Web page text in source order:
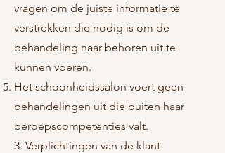
vragen om de juiste informatie te
verstrekken die nodig is om de
behandeling naar behoren uit te
kunnen voeren.
Het schoonheidssalon voert geen
behandelingen uit die buiten haar
beroepscompetenties valt.
3. Verplichtingen van de klant